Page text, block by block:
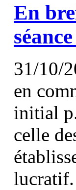
En
31/10/
en
initial
celle
lucratif.